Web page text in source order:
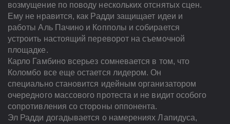
возмущение по поводу нескольких отснятых сцен.
Ему не нравится, как Радди защищает идеи и
работы Аль Пачино и Копполы и собирается
устроить настоящий переворот на съемочной
площадке.
Карло Гамбино всерьез сомневается в том, что
Коломбо все еще остается лидером. Он
специально становится идейным организатором
очередного массового протеста и не видит особого
сопротивления со стороны оппонента.
Эл Радди догадывается о намерениях Лапидуса,